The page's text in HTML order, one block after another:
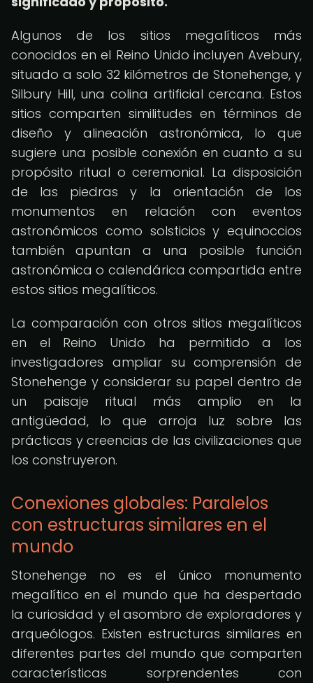
Algunos de los sitios megalíticos más
conocidos en el Reino Unido incluyen Avebury,
situado a solo 32 kilómetros de Stonehenge, y
Silbury Hill, una colina artificial cercana. Estos
sitios comparten similitudes en términos de
diseño y alineación astronómica, lo que
sugiere una posible conexión en cuanto a su
propósito ritual o ceremonial. La disposición
de las piedras y la orientación de los
monumentos en relación con eventos
astronómicos como solsticios y equinoccios
también apuntan a una posible función
astronómica o calendárica compartida entre
estos sitios megalíticos.
La comparación con otros sitios megalíticos
en el Reino Unido ha permitido a los
investigadores ampliar su comprensión de
Stonehenge y considerar su papel dentro de
un paisaje ritual más amplio en la
antigüedad, lo que arroja luz sobre las
prácticas y creencias de las civilizaciones que
los construyeron.
Conexiones globales: Paralelos
con estructuras similares en el
mundo
Stonehenge no es el único monumento
megalítico en el mundo que ha despertado
la curiosidad y el asombro de exploradores y
arqueólogos. Existen estructuras similares en
diferentes partes del mundo que comparten
características sorprendentes con